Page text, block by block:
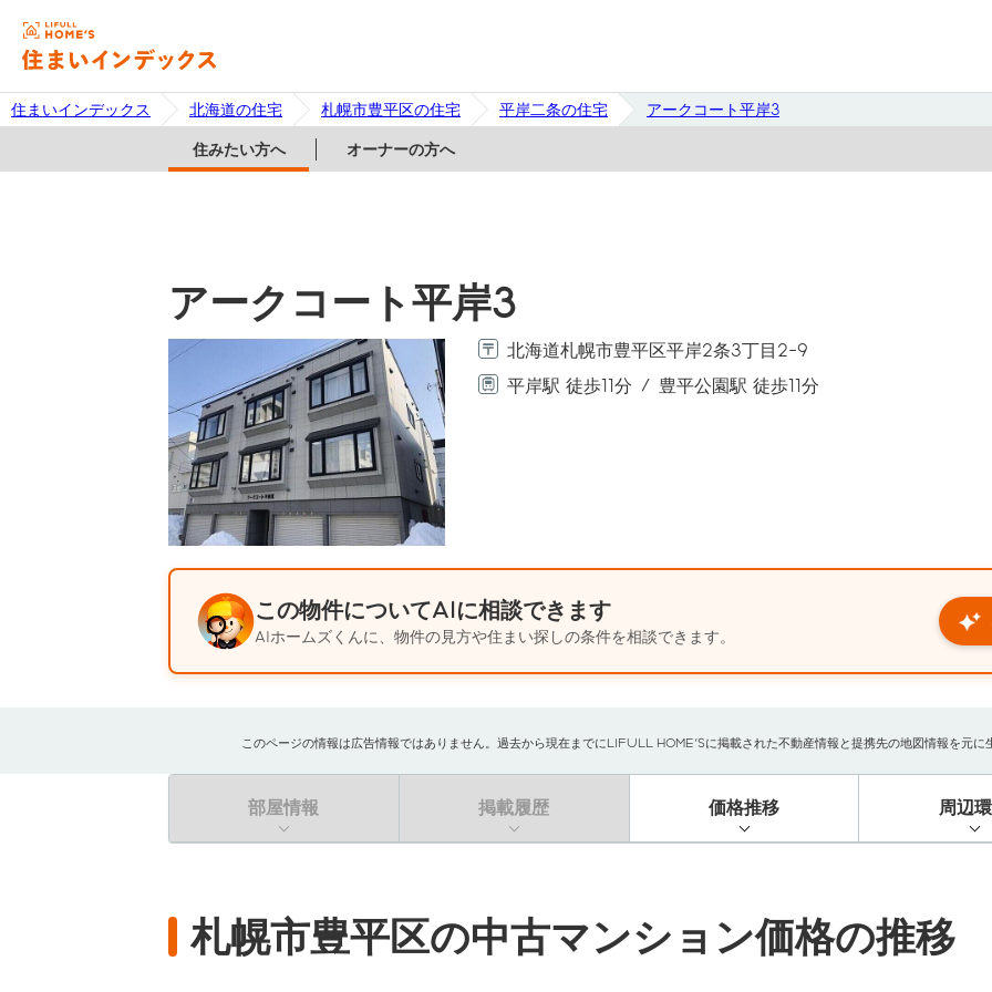
住まいインデックス 北海道の住宅 札幌市豊平区の住宅 平岸二条の住宅 アークコート平岸3
住みたい方へ オーナーの方へ
アークコート平岸3
北海道札幌市豊平区平岸2条3丁目2-9
平岸駅 徒歩11分
豊平公園駅 徒歩11分
この物件についてAIに相談できます
AIホームズくんに、物件の見方や住まい探しの条件を相談できます。
このページの情報は広告情報ではありません。過去から現在までにLIFULL HOME'Sに掲載された不動産情報と提携先の地図情報を元
部屋情報 掲載履歴 価格推移 周辺
札幌市豊平区の中古マンション価格の推移